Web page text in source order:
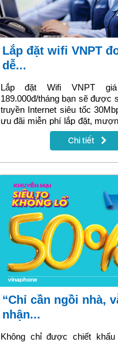
Lắp đặt wifi VNPT đơn giản –
dễ...
Lắp đặt Wifi VNPT
189.000đ/tháng bạn sẽ được
truyền Internet siêu tốc
ưu đãi miễn phí lắp đặt,
bị đầu cuối Wifi và tặng thêm
dụng. Cách lắp đặt cụ thể
Chi tiết
“Chỉ cần ngồi nhà, vẫn được
nhận...
Không chỉ được chiết